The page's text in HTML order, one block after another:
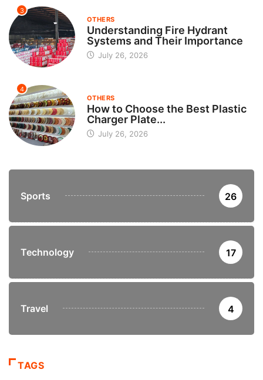
3
OTHERS
Understanding Fire Hydrant
Systems and Their Importance
July 26, 2026
4
OTHERS
How to Choose the Best Plastic
Charger Plate...
July 26, 2026
Sports 26
Technology 17
Travel 4
TAGS